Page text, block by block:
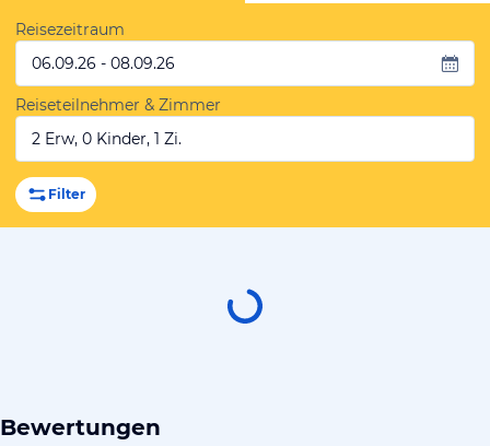
Reisezeitraum
06.09.26 - 08.09.26
Reiseteilnehmer & Zimmer
2 Erw, 0 Kinder, 1 Zi.
Filter
Bewertungen